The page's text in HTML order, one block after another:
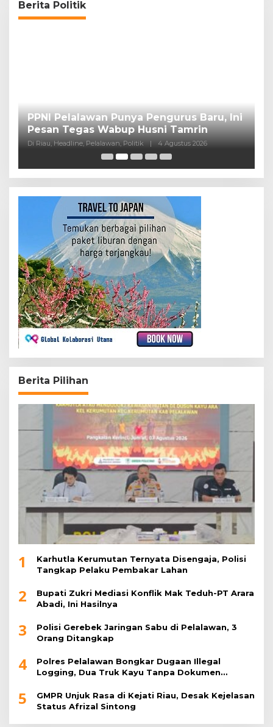
Berita Politik
PPNI Pelalawan Punya Pengurus Baru, Ini
Pesan Tegas Wabup Husni Tamrin
Di Riau, Headline, Pelalawan, Politik | 4 Agustus 2026
Berita Pilihan
1
Karhutla Kerumutan Ternyata Disengaja, Polisi
Tangkap Pelaku Pembakar Lahan
2
Bupati Zukri Mediasi Konflik Mak Teduh-PT Arara
Abadi, Ini Hasilnya
3
Polisi Gerebek Jaringan Sabu di Pelalawan, 3
Orang Ditangkap
4
Polres Pelalawan Bongkar Dugaan Illegal
Logging, Dua Truk Kayu Tanpa Dokumen
5
GMPR Unjuk Rasa di Kejati Riau, Desak Kejelasan
Status Afrizal Sintong